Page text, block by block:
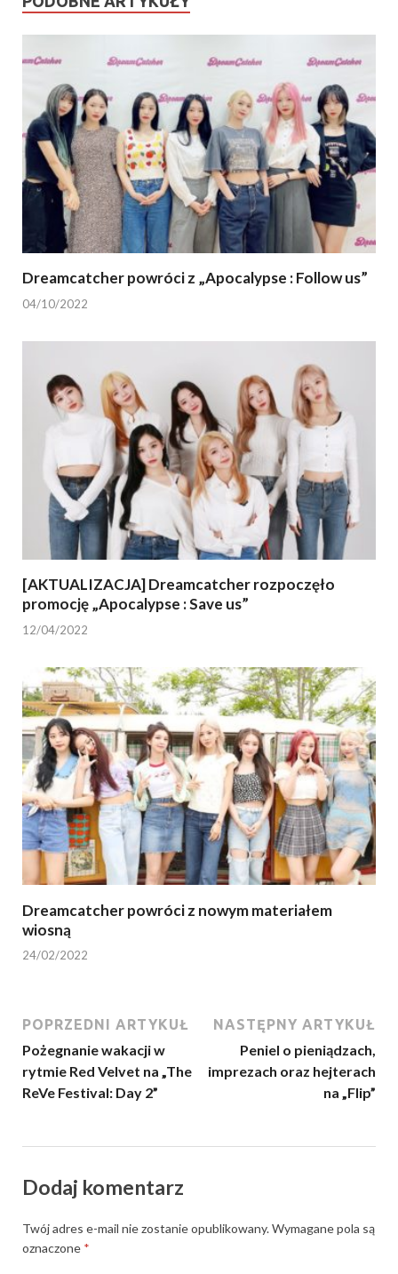
Dreamcatcher powróci z „Apocalypse : Follow us”
04/10/2022
[AKTUALIZACJA] Dreamcatcher rozpoczęło
promocję „Apocalypse : Save us”
12/04/2022
Dreamcatcher powróci z nowym materiałem
wiosną
24/02/2022
POPRZEDNI ARTYKUŁ
Pożegnanie wakacji w
rytmie Red Velvet na „The
ReVe Festival: Day 2”
NASTĘPNY ARTYKUŁ
Peniel o pieniądzach,
imprezach oraz hejterach
na „Flip”
Dodaj komentarz
Twój adres e-mail nie zostanie opublikowany.Wymagane pola są
oznaczone *